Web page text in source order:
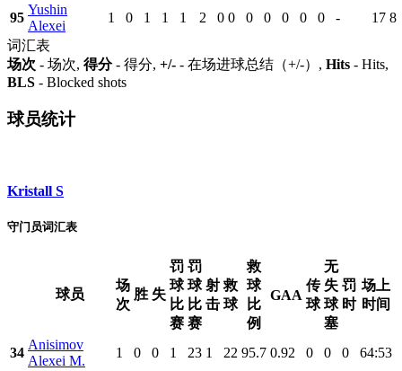
95
Yushin
Alexei
1 0 1 1 1 2 0 0 0 0 0 0 0 - 17 8
词汇表
场次 - 场次, 得分- 得分, +/- - 在场进球总结（+/-）, Hits - Hits,
BLS - Blocked shots
球员统计
Kristall S
守门员词汇表
球员
场
次
胜 失
罚
球
比
赛
罚
球
比
赛
射
击
救
球
救
球
比
例
GAA
传
球
无
失
球
塞
罚
时
场上
时间
34
Anisimov
Alexei M.
1 0 0 1 23 1 22 95.7 0.92 0 0 0
64:53